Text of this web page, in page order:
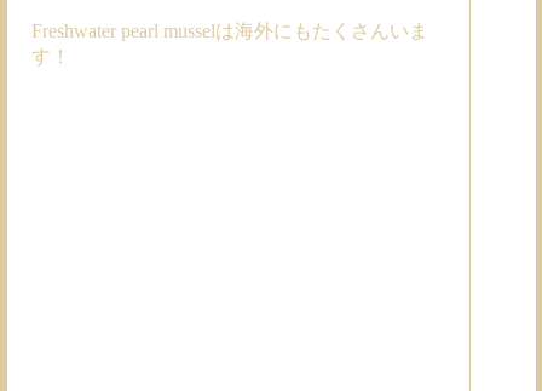
Freshwater pearl musselは海外にもたくさんいま
す！